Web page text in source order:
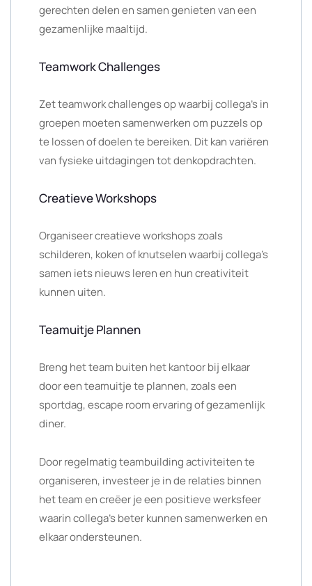
gerechten delen en samen genieten van een
gezamenlijke maaltijd.
Teamwork Challenges
Zet teamwork challenges op waarbij collega’s in
groepen moeten samenwerken om puzzels op
te lossen of doelen te bereiken. Dit kan variëren
van fysieke uitdagingen tot denkopdrachten.
Creatieve Workshops
Organiseer creatieve workshops zoals
schilderen, koken of knutselen waarbij collega’s
samen iets nieuws leren en hun creativiteit
kunnen uiten.
Teamuitje Plannen
Breng het team buiten het kantoor bij elkaar
door een teamuitje te plannen, zoals een
sportdag, escape room ervaring of gezamenlijk
diner.
Door regelmatig teambuilding activiteiten te
organiseren, investeer je in de relaties binnen
het team en creëer je een positieve werksfeer
waarin collega’s beter kunnen samenwerken en
elkaar ondersteunen.